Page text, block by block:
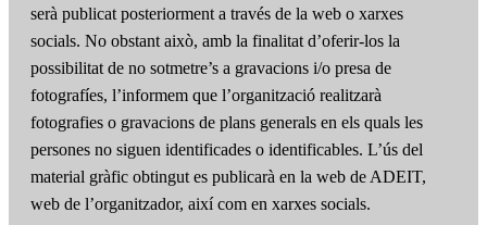
serà publicat posteriorment a través de la web o xarxes
socials. No obstant això, amb la finalitat d’oferir-los la
possibilitat de no sotmetre’s a gravacions i/o presa de
fotografíes, l’informem que l’organització realitzarà
fotografies o gravacions de plans generals en els quals les
persones no siguen identificades o identificables. L’ús del
material gràfic obtingut es publicarà en la web de ADEIT,
web de l’organitzador, així com en xarxes socials.